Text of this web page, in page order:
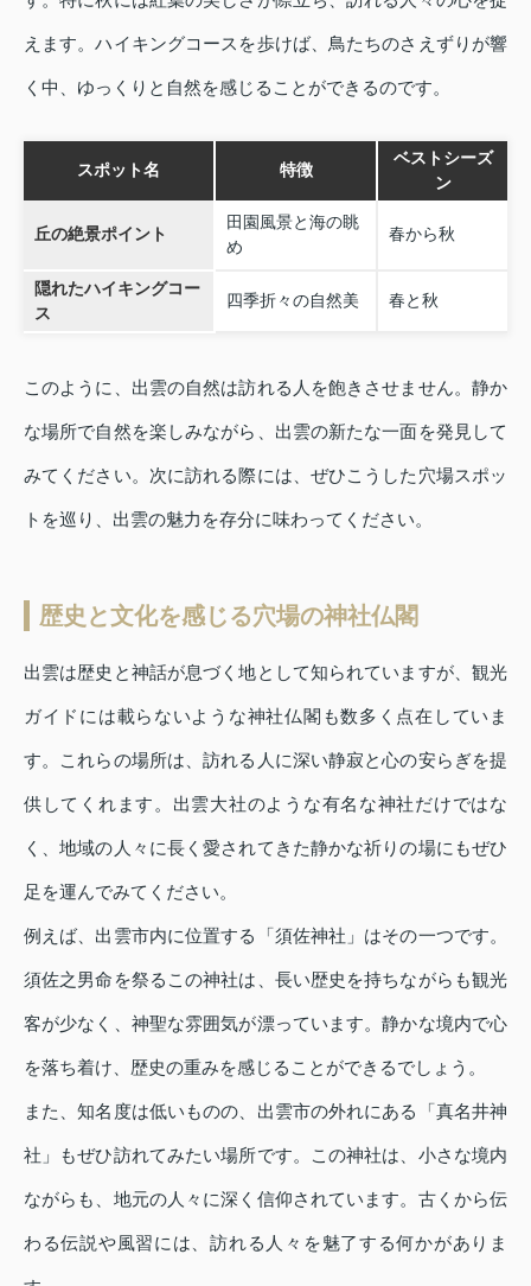
えます。ハイキングコースを歩けば、鳥たちのさえずりが響
く中、ゆっくりと自然を感じることができるのです。
スポット名 特徴
ベストシーズ
ン
丘の絶景ポイント
田園風景と海の眺
め
春から秋
隠れたハイキングコー
ス
四季折々の自然美 春と秋
このように、出雲の自然は訪れる人を飽きさせません。静か
な場所で自然を楽しみながら、出雲の新たな一面を発見して
みてください。次に訪れる際には、ぜひこうした穴場スポッ
トを巡り、出雲の魅力を存分に味わってください。
歴史と文化を感じる穴場の神社仏閣
出雲は歴史と神話が息づく地として知られていますが、観光
ガイドには載らないような神社仏閣も数多く点在していま
す。これらの場所は、訪れる人に深い静寂と心の安らぎを提
供してくれます。出雲大社のような有名な神社だけではな
く、地域の人々に長く愛されてきた静かな祈りの場にもぜひ
足を運んでみてください。
例えば、出雲市内に位置する「須佐神社」はその一つです。
須佐之男命を祭るこの神社は、長い歴史を持ちながらも観光
客が少なく、神聖な雰囲気が漂っています。静かな境内で心
を落ち着け、歴史の重みを感じることができるでしょう。
また、知名度は低いものの、出雲市の外れにある「真名井神
社」もぜひ訪れてみたい場所です。この神社は、小さな境内
ながらも、地元の人々に深く信仰されています。古くから伝
わる伝説や風習には、訪れる人々を魅了する何かがありま